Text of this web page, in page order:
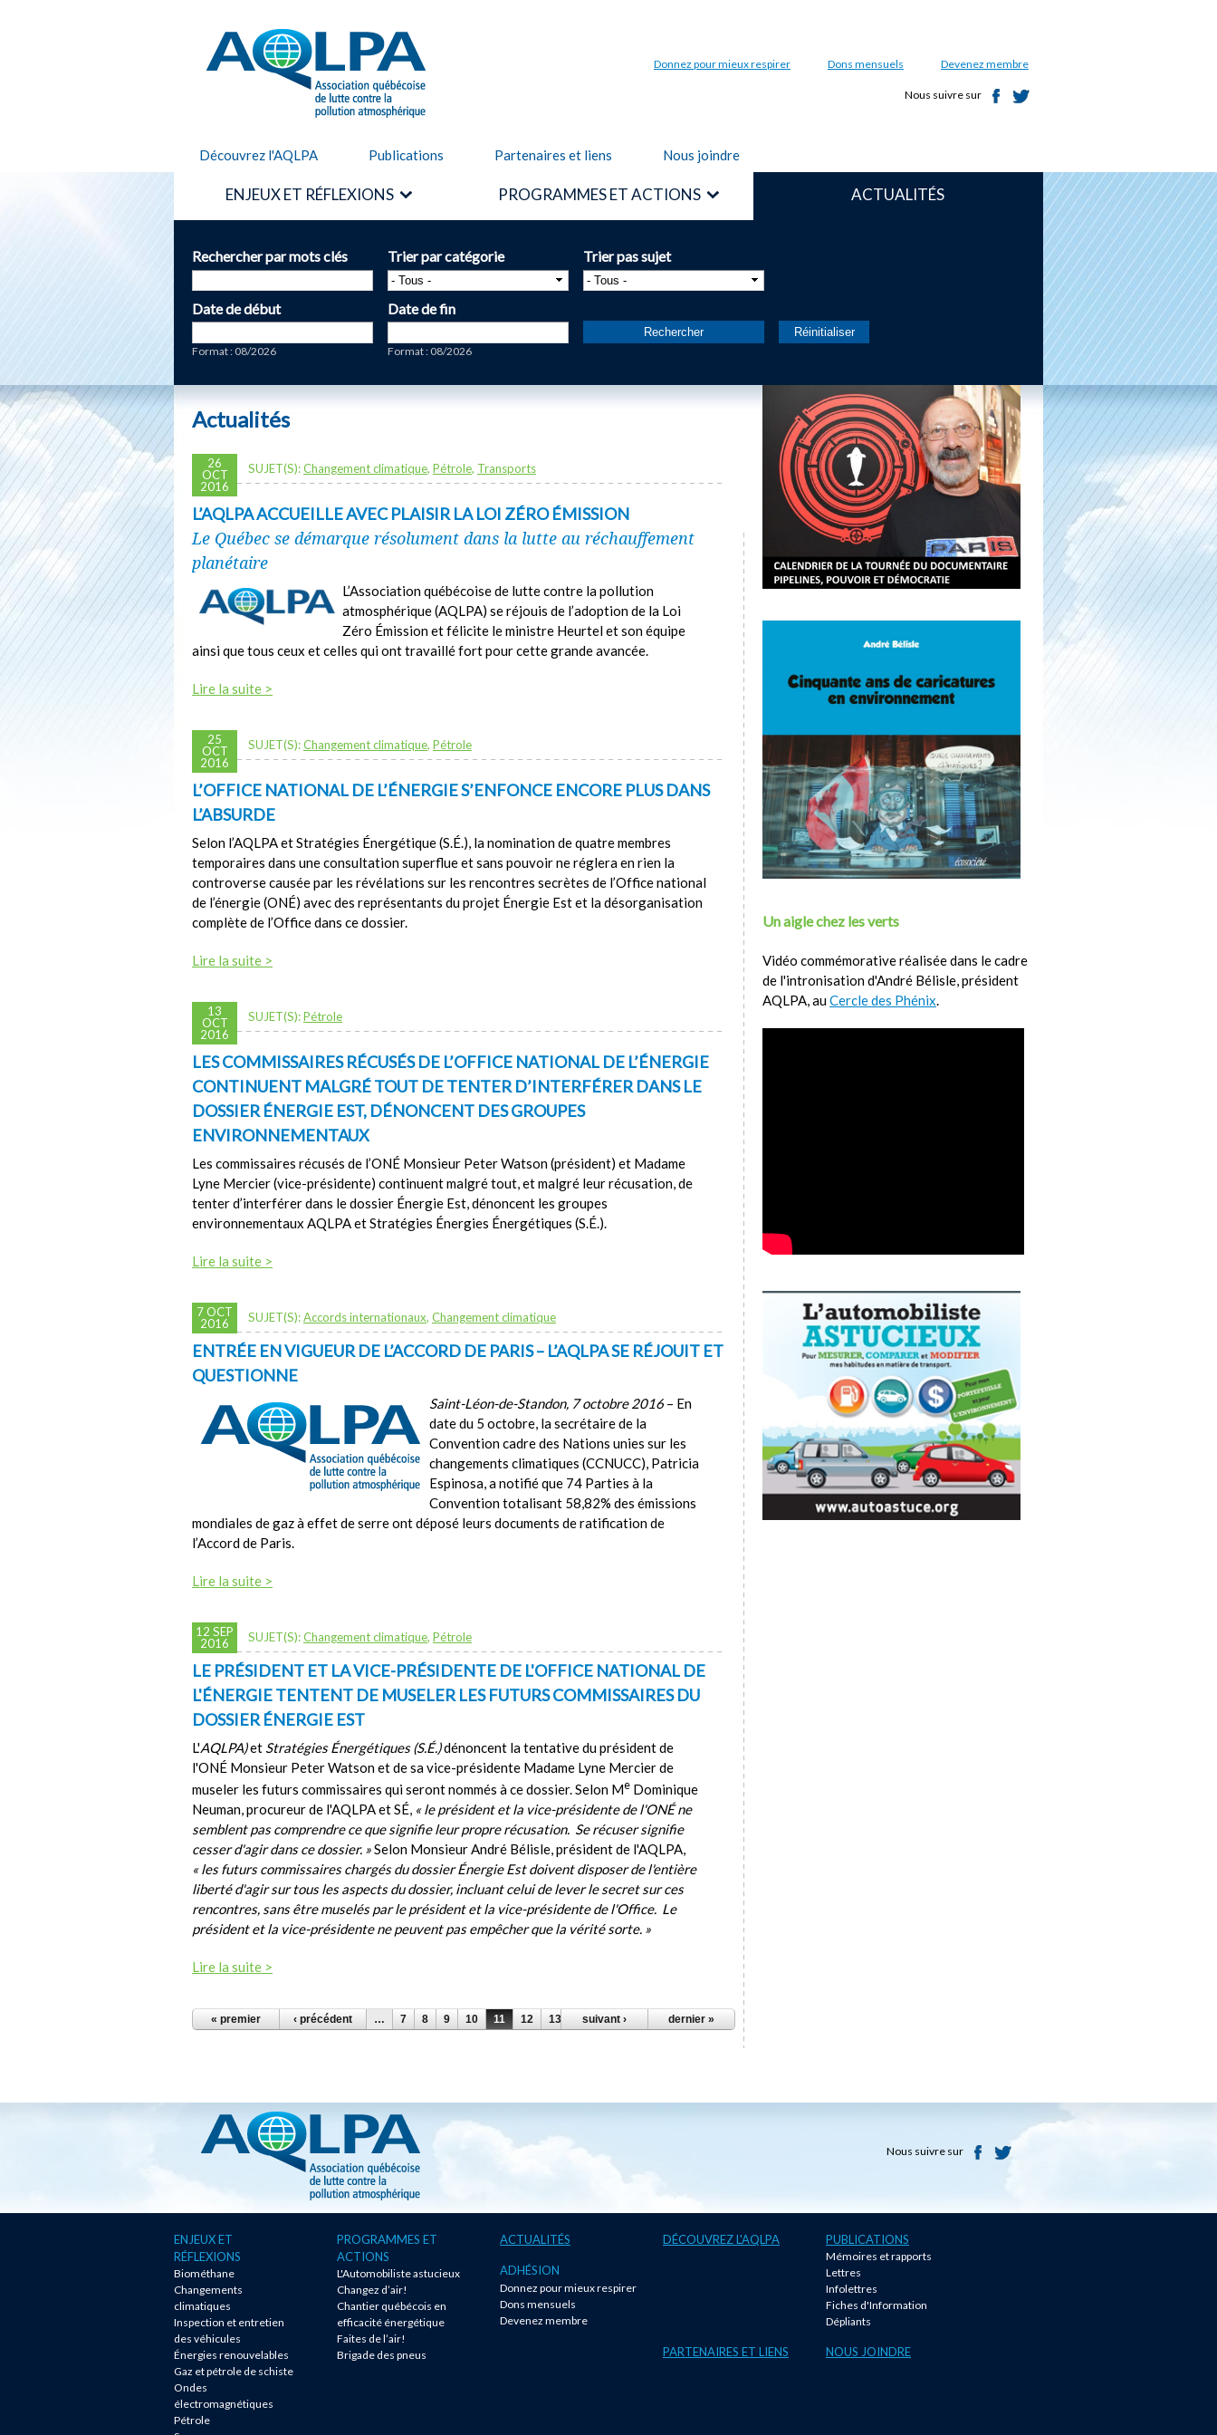
AQLPA Donnez pour mieux respirer Dons mensuels Devenez membre
Nous suivre sur
Découvrez l'AQLPA Publications Partenaires et liens Nous joindre
ENJEUX ET RÉFLEXIONS PROGRAMMES ET ACTIONS ACTUALITÉS
Rechercher par mots clés Trier par catégorie Trier pas sujet
Date de début
Format : 08/2026
Date de fin
Format : 08/2026
Actualités
26
OCT
2016
SUJET(S):Changement climatique, Pétrole, Transports
L’AQLPA ACCUEILLE AVEC PLAISIR LA LOI ZÉRO ÉMISSION
Le Québec se démarque résolument dans la lutte au réchauffement
planétaire
L’Association québécoise de lutte contre la pollution
atmosphérique (AQLPA) se réjouis de l’adoption de la Loi
Zéro Émission et félicite le ministre Heurtel et son équipe
ainsi que tous ceux et celles qui ont travaillé fort pour cette grande avancée.
Lire la suite >
25
OCT
2016
SUJET(S):Changement climatique, Pétrole
L’OFFICE NATIONAL DE L’ÉNERGIE S’ENFONCE ENCORE PLUS DANS
L’ABSURDE
Selon l’AQLPA et Stratégies Énergétique (S.É.), la nomination de quatre membres
temporaires dans une consultation superflue et sans pouvoir ne réglera en rien la
controverse causée par les révélations sur les rencontres secrètes de l’Office national
de l’énergie (ONÉ) avec des représentants du projet Énergie Est et la désorganisation
complète de l’Office dans ce dossier.
Lire la suite >
13
OCT
2016
SUJET(S):Pétrole
LES COMMISSAIRES RÉCUSÉS DE L’OFFICE NATIONAL DE L’ÉNERGIE
CONTINUENT MALGRÉ TOUT DE TENTER D’INTERFÉRER DANS LE
DOSSIER ÉNERGIE EST, DÉNONCENT DES GROUPES
ENVIRONNEMENTAUX
Les commissaires récusés de l’ONÉ Monsieur Peter Watson (président) et Madame
Lyne Mercier (vice-présidente) continuent malgré tout, et malgré leur récusation, de
tenter d’interférer dans le dossier Énergie Est, dénoncent les groupes
environnementaux AQLPA et Stratégies Énergies Énergétiques (S.É.).
Lire la suite >
7 OCT
2016
SUJET(S):Accords internationaux, Changement climatique
ENTRÉE EN VIGUEUR DE L’ACCORD DE PARIS – L’AQLPA SE RÉJOUIT ET
QUESTIONNE
Saint-Léon-de-Standon, 7 octobre 2016 – En
date du 5 octobre, la secrétaire de la
Convention cadre des Nations unies sur les
changements climatiques (CCNUCC), Patricia
Espinosa, a notifié que 74 Parties à la
Convention totalisant 58,82% des émissions
mondiales de gaz à effet de serre ont déposé leurs documents de ratification de
l’Accord de Paris.
Lire la suite >
12 SEP
2016
SUJET(S):Changement climatique, Pétrole
LE PRÉSIDENT ET LA VICE-PRÉSIDENTE DE L'OFFICE NATIONAL DE
L'ÉNERGIE TENTENT DE MUSELER LES FUTURS COMMISSAIRES DU
DOSSIER ÉNERGIE EST
L'AQLPA)et Stratégies Énergétiques (S.É.)dénoncent la tentative du président de
l'ONÉ Monsieur Peter Watson et de sa vice-présidente Madame Lyne Mercier de
museler les futurs commissaires qui seront nommés à ce dossier. Selon Me Dominique
Neuman, procureur de l'AQLPA et SÉ, « le président et la vice-présidente de l'ONÉ ne
semblent pas comprendre ce que signifie leur propre récusation. Se récuser signifie
cesser d'agir dans ce dossier. »Selon Monsieur André Bélisle, président de l'AQLPA,
« les futurs commissaires chargés du dossier Énergie Est doivent disposer de l'entière
liberté d'agir sur tous les aspects du dossier, incluant celui de lever le secret sur ces
rencontres, sans être muselés par le président et la vice-présidente de l'Office. Le
président et la vice-présidente ne peuvent pas empêcher que la vérité sorte. »
Lire la suite >
PAGES
« premier ‹ précédent … 7 8 9 10 11 12 13 14 15
suivant › dernier »
Un aigle chez les verts
Vidéo commémorative réalisée dans le cadre
de l'intronisation d'André Bélisle, président
AQLPA, auCercle des Phénix.
Nous suivre sur
ENJEUX ET
RÉFLEXIONS
Biométhane
Changements
climatiques
Inspection et entretien
des véhicules
Énergies renouvelables
Gaz et pétrole de schiste
Ondes
électromagnétiques
Pétrole
PROGRAMMES ET
ACTIONS
L'Automobiliste astucieux
Changez d’air!
Chantier québécois en
efficacité énergétique
Faites de l’air!
Brigade des pneus
ACTUALITÉS
ADHÉSION
Donnez pour mieux respirer
Dons mensuels
Devenez membre
DÉCOUVREZ L'AQLPA PUBLICATIONS
Mémoires et rapports
Lettres
Infolettres
Fiches d'Information
Dépliants
PARTENAIRES ET LIENS NOUS JOINDRE